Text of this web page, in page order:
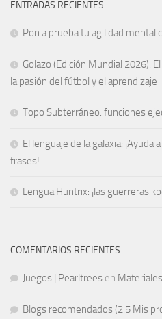
ENTRADAS RECIENTES
Pon a prueba tu agilidad mental
Golazo (Edición Mundial 2026):
la pasión del fútbol y el aprendizaje
Topo Subterráneo: funciones
El lenguaje de la galaxia: ¡Ayuda
frases!
Lengua Huntrix: ¡las guerreras
COMENTARIOS RECIENTES
Juegos | Pearltrees en
Blogs recomendados (2.5 Mis